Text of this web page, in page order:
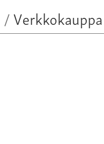
/Verkkokauppa